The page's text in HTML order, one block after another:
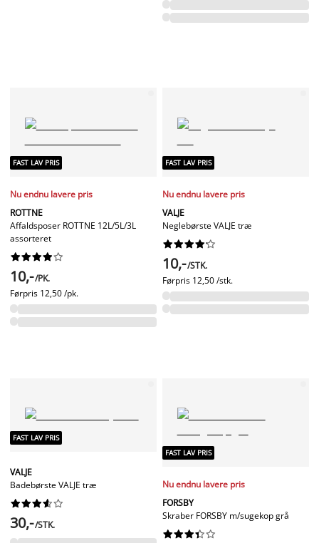
FAST LAV PRIS
Nu endnu lavere pris
ROTTNE
Affaldsposer ROTTNE 12L/5L/3L
assorteret






10,-/PK.
Førpris 12,50 /pk.
FAST LAV PRIS
Nu endnu lavere pris
VALJE
Neglebørste VALJE træ






10,-/STK.
Førpris 12,50 /stk.
FAST LAV PRIS
VALJE
Badebørste VALJE træ






30,-/STK.
FAST LAV PRIS
Nu endnu lavere pris
FORSBY
Skraber FORSBY m/sugekop grå





